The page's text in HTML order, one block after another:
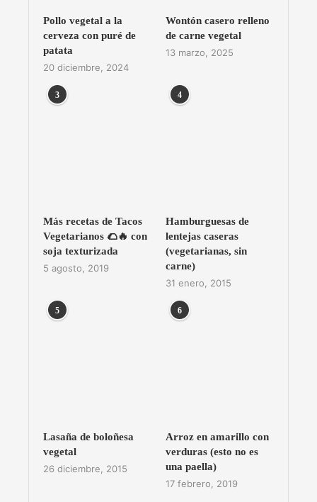
Pollo vegetal a la
cerveza con puré de
patata
20 diciembre, 2024
Wontón casero relleno
de carne vegetal
13 marzo, 2025
3
Más recetas de Tacos
Vegetarianos 🌮🔥 con
soja texturizada
5 agosto, 2019
4
Hamburguesas de
lentejas caseras
(vegetarianas, sin
carne)
31 enero, 2015
5
Lasaña de boloñesa
vegetal
26 diciembre, 2015
6
Arroz en amarillo con
verduras (esto no es
una paella)
17 febrero, 2019